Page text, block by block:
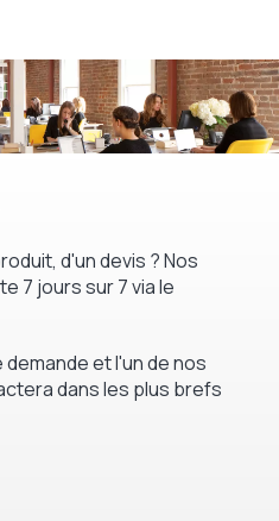
d'un devis ? Nos
7 jours sur 7 via le
et l'un de nos
dans les plus brefs